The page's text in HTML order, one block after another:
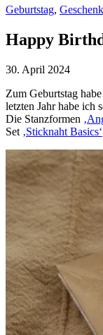
Geburtstag,
Happy
30. April 2024
Zum Geburtstag
letzten Jahr habe ich
Die Stanzformen
Set ‚Sticknaht Basics‘